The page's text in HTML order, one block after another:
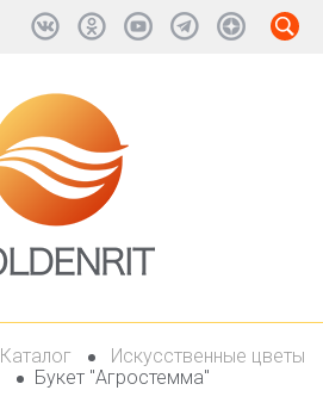
Каталог
Искусственные цветы
Букет "Агростемма"